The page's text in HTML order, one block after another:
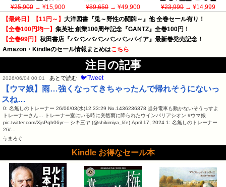
¥25,900→ ¥15,900 ¥89,650→ ¥49,900 ¥23,999→ ¥14,999
【最終日】【11円～】 大洋図書『兎～野性の闘牌～』他 全巻セール有り！
【全巻100円均一】 集英社 創業100周年記念『GANTZ』全巻100円！
【全巻99円】 秋田書店『ババンババンバンバンパイア』最新巻発売記念！
Amazon・Kindleのセール情報まとめはこちら
注目の記事
2026/06/04 00:01 あとで読む 🐦Tweet
【ウマ娘】雨…強くなってきちゃったんで帰れそうにないっ
スね…
0: 名無しのトレーナー 26/06/03(水)12:33:29 No.1436236378 当分電車も動かないそうっすよ
トレーナーさん… トレーナー室にいる時に突然雨に降られたウインバリアシオン #ウマ娘
pic.twitter.com/XjsPqh06yr— シキ三ヤ (@shikimiya_life) April 17, 2024 1: 名無しのトレーナー
26/…
うまろぐ
Kindle お得なセール本